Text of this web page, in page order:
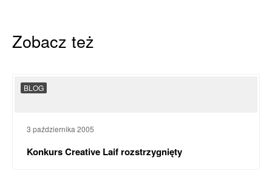
Zobacz też
BLOG
3 października 2005
Konkurs Creative Laif rozstrzygnięty